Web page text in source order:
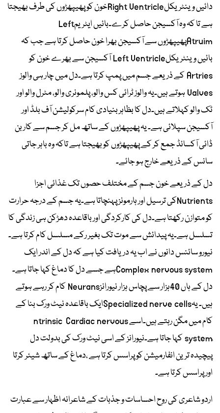
دائیں وینٹریکلRight Ventricleخون کو پھیپھڑوں کی طرف بھیجتا
ہے تا کہ وہ آکسیجن حاصل کرے۔بائیں ایٹریمLeft
Atruimپھیپھڑوں سے آکسیجن بھرا خون حاصل کرتا ہے جب کہ
بائیں وینٹریکلLeft Ventricle آکسیجن سے بھرے خون کو
Artries کے ذریعے جسم میں پمپ کرتا ہے۔دل میں چار ہی والوز
Valves ہوتے ہیں۔یہ والوز ٹرائی کس والو، پلمونری والو، مٹرل والو اور
ٹک والو کہلاتے ہیں۔دل کا بظاہر بنیادی کام سرکولیشن آف بلڈ اور
آکسیجن سپلائی ہے۔ یہ پھیپھڑوں کے ساتھ مل کر جسم سے کاربن
ڈائی آکسائڈ جمع کر کے پھیپھڑوں کو بھیجتا ہے تاکہ وہ باہر جاتی
سانس کے ذریعے خارج ہو جائے۔
دل کے ذریعے خون جسم کے مختلف حصوں تک غذائی اجزا
Nutrientsکی ترسیل اور ہارمونز پہنچاتا ہے۔یہ جسم کے درجہ حرارت
کو متوازن رکھتا ہے۔دل کی کارکردگی اور باقاعدہ دھڑکن ہی زندگی کا
تسلسل ہے۔یہ پیدائش سے موت تک بغیر رکے مسلسل کام کرتا ہے۔
نیورو سائنس دانوں نے اب یہ دریافت کیا ہے کہ دل کے اندر ایک
Complex nervous systemہے جسے دل کا دماغ کہا جاتا ہے۔
دل کے ہاں 40ہزار سے پچاس ہزار نیورانزNeurans کام کر رہے ہوتے
ہیں۔ یہSpecialized nerve cellsایک باقاعدہ نیٹ ورک بنا کے
کام میں مگن رہتے ہیں۔اسے ntrinsic Cardiac nervous
systemٰٰ کہا جاتا ہے۔نیورانز کے اسی نیٹ ورک کی بدولت دل
پیچیدہ ترین انفارمیشن کو پراسس کرتا ہے ،دماغ کے ساتھ شیئر کرتا
اور پراسس کرتا ہے۔
اردو شاعری کی روح احساسات و جذبات کے شاعرانہ اظہار سے عبارت